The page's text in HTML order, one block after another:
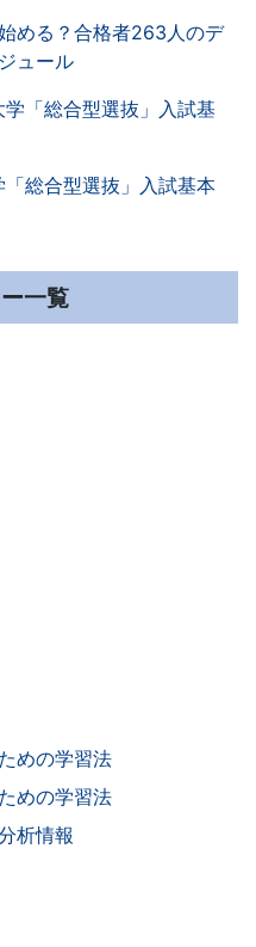
める？合格者263人のデ
ュール
学「総合型選抜」入試基
「総合型選抜」入試基本
一覧
めの学習法
めの学習法
析情報